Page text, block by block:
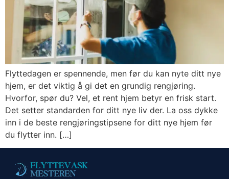
Flyttedagen er spennende, men før du kan nyte ditt nye
hjem, er det viktig å gi det en grundig rengjøring.
Hvorfor, spør du? Vel, et rent hjem betyr en frisk start.
Det setter standarden for ditt nye liv der. La oss dykke
inn i de beste rengjøringstipsene for ditt nye hjem før
du flytter inn. […]